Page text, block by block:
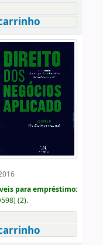
para empréstimo:
] (2).